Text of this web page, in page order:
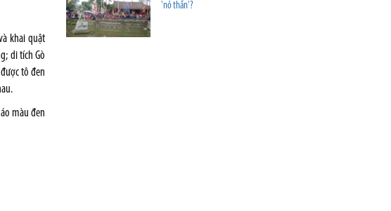
khai quật
di tích Gò
tô đen
màu đen
'nỏ thần'?